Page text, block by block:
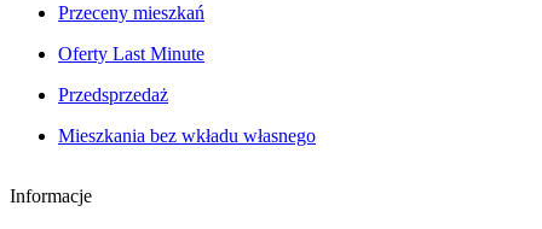
Przeceny mieszkań
Oferty Last Minute
Przedsprzedaż
Mieszkania bez wkładu własnego
Informacje